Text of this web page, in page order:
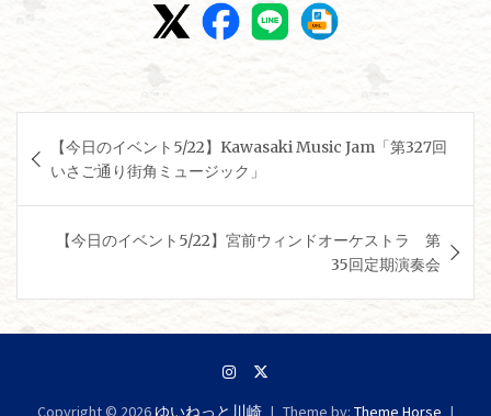
稿
ナ
ー
シ
【今日のイベント5/22】Kawasaki Music Jam「第327回
いさご通り街角ミュージック」
【今日のイベント5/22】宮前ウィンドオーケストラ 第
35回定期演奏会
Copyright © 2026 ゆいねっと川崎 Theme by: Theme Horse